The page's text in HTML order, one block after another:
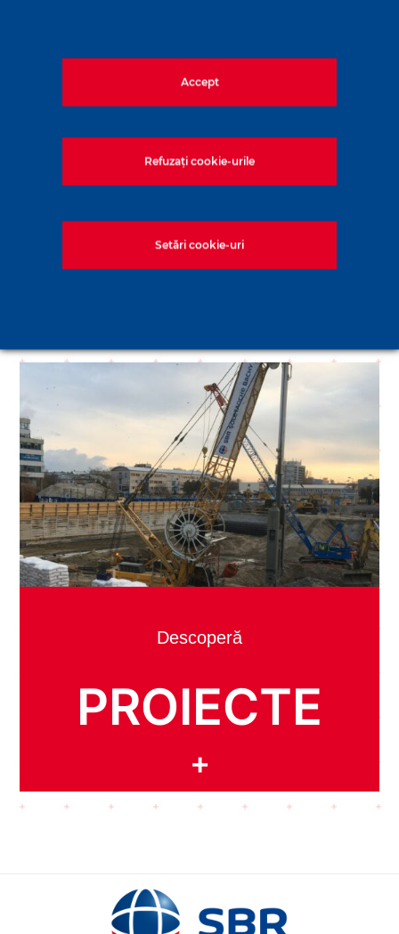
Descoperă
TEHNOLOGII
Descoperă
PROIECTE
+
Accept
Refuzați cookie-urile
Setări cookie-uri